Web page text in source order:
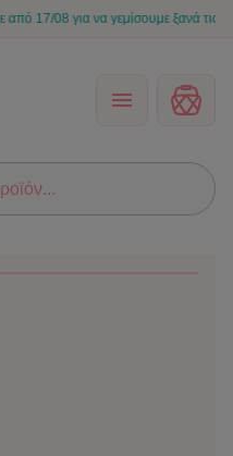
08 για να γεμίσουμε ξανά τις